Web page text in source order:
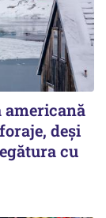
americană
deși
cu